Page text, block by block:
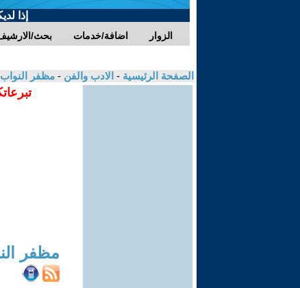
إذا
بحث/ اضافة/خدمات الزوار
الصفحة الرئيسية - الادب والفن - مظفر النواب
مظفر